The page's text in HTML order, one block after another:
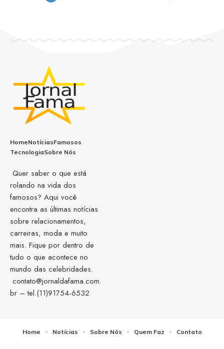
HomeNotíciasFamosos
TecnologiaSobre Nós
Quer saber o que está
rolando na vida dos
famosos? Aqui você
encontra as últimas notícias
sobre relacionamentos,
carreiras, moda e muito
mais. Fique por dentro de
tudo o que acontece no
mundo das celebridades.
contato@jornaldafama.com.
br – tel.(11)91754-6532
Home Notícias Sobre Nós Quem Faz Contato